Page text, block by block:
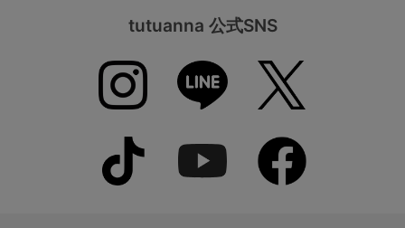
tutuanna 公式SNS